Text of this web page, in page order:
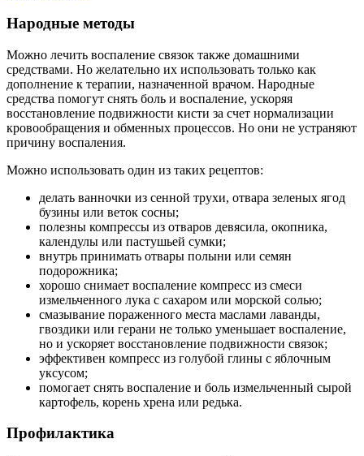
Народные методы
Можно лечить воспаление связок также домашними
средствами. Но желательно их использовать только как
дополнение к терапии, назначенной врачом. Народные
средства помогут снять боль и воспаление, ускоряя
восстановление подвижности кисти за счет нормализации
кровообращения и обменных процессов. Но они не устраняют
причину воспаления.
Можно использовать один из таких рецептов:
делать ванночки из сенной трухи, отвара зеленых ягод
бузины или веток сосны;
полезны компрессы из отваров девясила, окопника,
календулы или пастушьей сумки;
внутрь принимать отвары полыни или семян
подорожника;
хорошо снимает воспаление компресс из смеси
измельченного лука с сахаром или морской солью;
смазывание пораженного места маслами лаванды,
гвоздики или герани не только уменьшает воспаление,
но и ускоряет восстановление подвижности связок;
эффективен компресс из голубой глины с яблочным
уксусом;
помогает снять воспаление и боль измельченный сырой
картофель, корень хрена или редька.
Профилактика